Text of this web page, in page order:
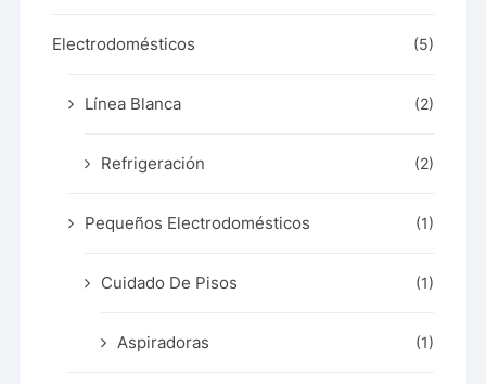
Electrodomésticos (5)
Línea Blanca (2)
Refrigeración (2)
Pequeños Electrodomésticos (1)
Cuidado De Pisos (1)
Aspiradoras (1)